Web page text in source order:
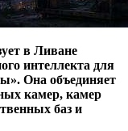
в Ливане
интеллекта для
Она объединяет
камер, камер
баз и